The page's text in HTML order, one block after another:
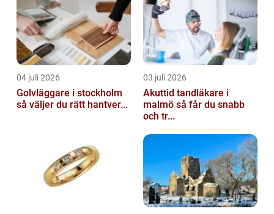
04 juli 2026
Golvläggare i stockholm
så väljer du rätt hantver...
03 juli 2026
Akuttid tandläkare i
malmö så får du snabb
och tr...